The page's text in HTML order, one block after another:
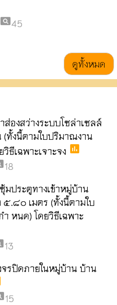
pageview45
ดูทั้งหมด
ส่องสว่างระบบโซล่าเซลล์
งนี้ตามใบปริมาณงาน
เฉพาะเจาะจง poll
18
มประตูทางเข้าหมู่บ้าน
.๘๐ เมตร (ทั้งนี้ตามใบ
หนด) โดยวิธีเฉพาะ
13
จรปิดภายในหมู่บ้าน บ้าน
15